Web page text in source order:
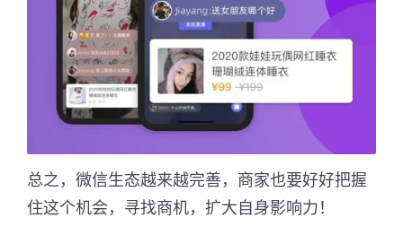
总之，微信生态越来越完善，商家也要好好把握
住这个机会，寻找商机，扩大自身影响力！